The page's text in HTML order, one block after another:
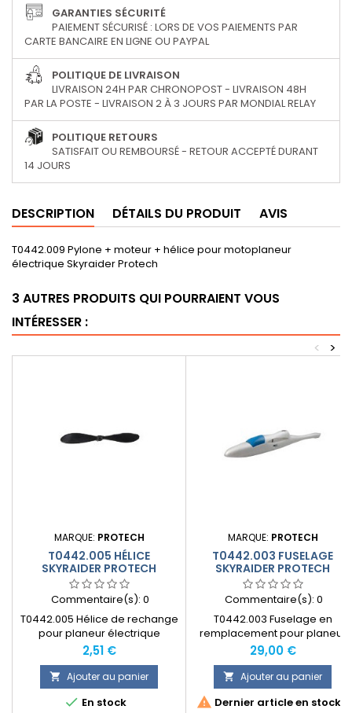
GARANTIES SÉCURITÉ
PAIEMENT SÉCURISÉ : LORS DE VOS PAIEMENTS PAR
CARTE BANCAIRE EN LIGNE OU PAYPAL
POLITIQUE DE LIVRAISON
LIVRAISON 24H PAR CHRONOPOST - LIVRAISON 48H
PAR LA POSTE - LIVRAISON 2 À 3 JOURS PAR MONDIAL RELAY
POLITIQUE RETOURS
SATISFAIT OU REMBOURSÉ - RETOUR ACCEPTÉ DURANT
14 JOURS
DESCRIPTION DÉTAILS DU PRODUIT AVIS
T0442.009 Pylone + moteur + hélice pour motoplaneur
électrique Skyraider Protech
3 AUTRES PRODUITS QUI POURRAIENT VOUS
INTÉRESSER :
>
<
MARQUE: PROTECH
T0442.005 HÉLICE
SKYRAIDER PROTECH
Commentaire(s): 0
T0442.005 Hélice de rechange
pour planeur électrique
Skyraider Protech
Prix
2,51 €
 Ajouter au panier
 En stock
MARQUE: PROTECH
T0442.003 FUSELAGE
SKYRAIDER PROTECH
Commentaire(s): 0
T0442.003 Fuselage en
remplacement pour planeur
électrique ARF Skyraider
Protech
Prix
29,00 €
 Ajouter au panier
 Dernier article en stock